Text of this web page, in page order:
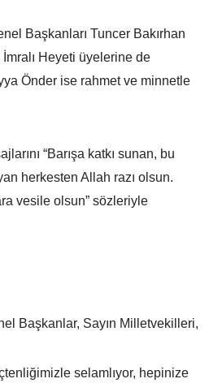
Başkanları Tuncer Bakırhan
Heyeti üyelerine de
Önder ise rahmet ve minnetle
“Barışa katkı sunan, bu
herkesten Allah razı olsun.
vesile olsun” sözleriyle
Başkanlar, Sayın Milletvekilleri,
selamlıyor, hepinize